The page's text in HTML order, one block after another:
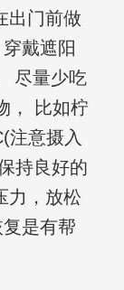
出门前做
戴遮阳
尽量少吃
， 比如柠
注意摄入
持良好的
力，放松
是有帮